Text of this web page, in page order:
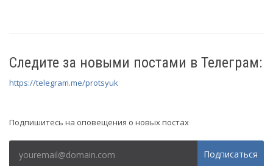
Следите за новыми постами в Телеграм:
https://telegram.me/protsyuk
Подпишитесь на оповещения о новых постах
Подписаться